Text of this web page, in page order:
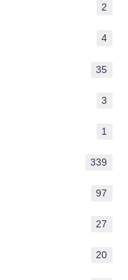
2
4
35
3
1
339
97
27
20